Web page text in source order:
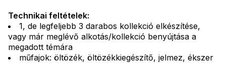
Technikai feltételek:
1, de legfeljebb 3 darabos kollekció elkészítése,
vagy már meglévő alkotás/kollekció benyújtása a
megadott témára
műfajok: öltözék, öltözékkiegészítő, jelmez, ékszer